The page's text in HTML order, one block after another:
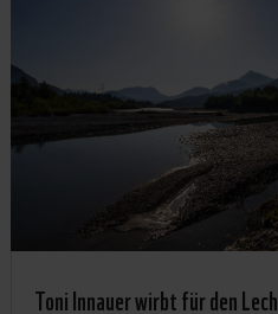
Toni Innauer wirbt für den